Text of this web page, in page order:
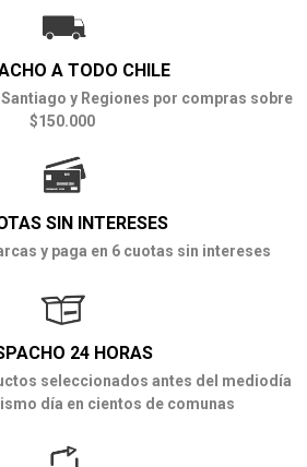
A TODO CHILE
y Regiones por compras sobre
$150.000
SIN INTERESES
y paga en 6 cuotas sin intereses
24 HORAS
seleccionados antes del mediodía
día en cientos de comunas